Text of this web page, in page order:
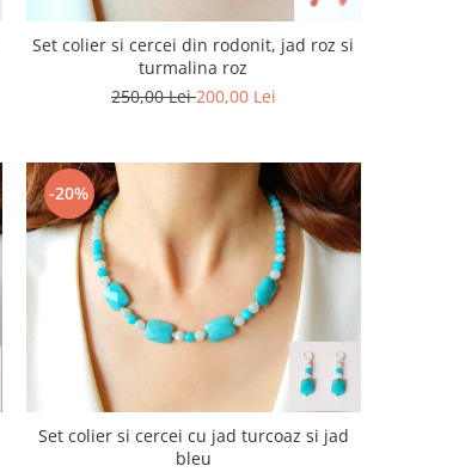
Set colier si cercei din rodonit, jad roz si
turmalina roz
250,00 Lei200,00 Lei
-20%
Set colier si cercei cu jad turcoaz si jad
bleu